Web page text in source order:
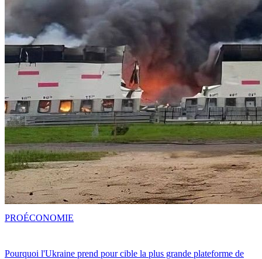
Pourquoi l'Ukraine prend pour cible la plus grande plateforme de
PROÉCONOMIE